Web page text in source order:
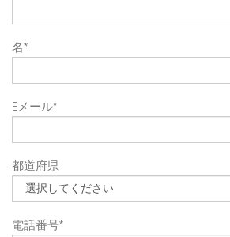
名*
Eメール*
都道府県
電話番号*